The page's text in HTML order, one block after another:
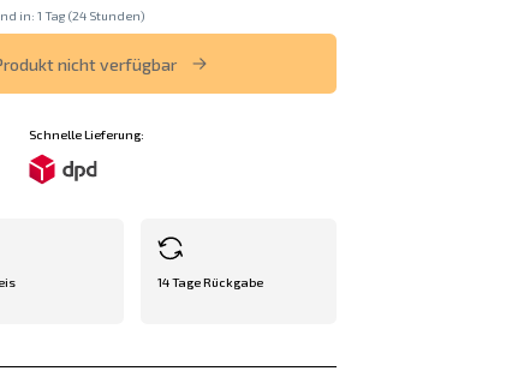
in: 1 Tag (24 Stunden)
nicht verfügbar
Schnelle Lieferung:
14 Tage Rückgabe